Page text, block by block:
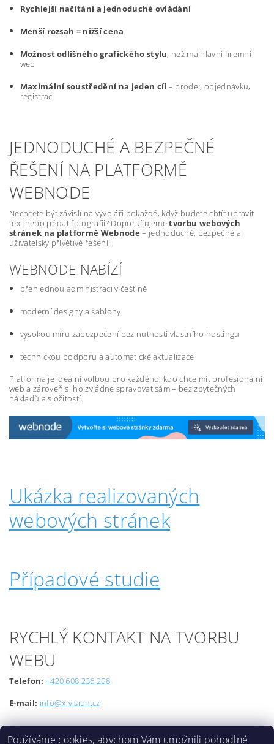
Rychlejší načítání a jednoduché ovládání
Menší rozsah = nižší cena
Možnost odlišného grafického stylu, než má hlavní firemní
web
Maximální soustředění na jeden cíl – prodej, objednávku,
registraci
JEDNODUCHÉ A BEZPEČNÉ
ŘEŠENÍ NA PLATFORMĚ
WEBNODE
Nechcete být závislí na vývojáři pokaždé, když budete chtít upravit
text nebo přidat fotografii? Doporučujemetvorbu webových
stránek na platformě Webnode – jednoduché, bezpečné a
uživatelsky přívětivé řešení.
WEBNODE NABÍZÍ
přehlednou administraci v češtině
moderní designy a šablony
vysokou míru zabezpečení bez nutnosti vlastního hostingu
technickou podporu a automatické aktualizace
Platforma je ideální volbou pro každého, kdo chce mít profesionální
web a zároveň si ho zvládne spravovat sám – bez zbytečných
nákladů a složitostí.
Ukázka realizovaných
webových stránek
Případové studie
RYCHLÝ KONTAKT NA TVORBU
WEBU
Telefon: +420 608 236 258
E-mail: info@x-vision.cz
Používáme cookies, abychom Vám umožnili pohodlné